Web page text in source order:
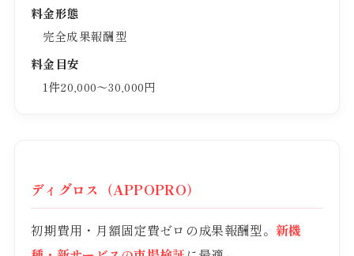
料金形態
完全成果報酬型
料金目安
1件20,000〜30,000円
ディグロス（APPOPRO）
初期費用・月額固定費ゼロの成果報酬型。 新機